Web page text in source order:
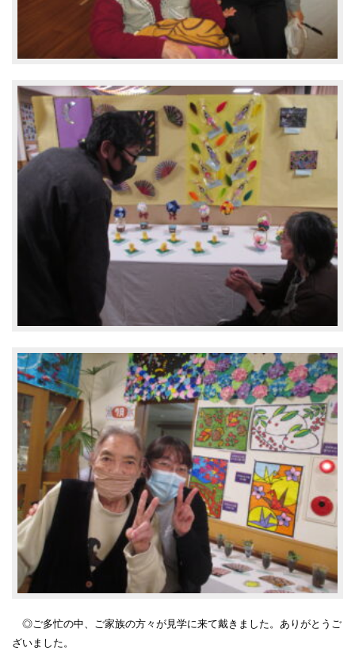
◎ご多忙の中、ご家族の方々が見学に来て戴きました。 ありがとうご
ざいました。